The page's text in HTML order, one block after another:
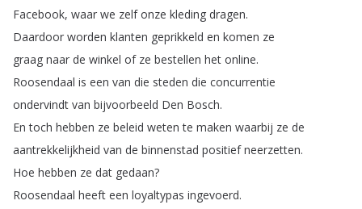
Facebook, waar we zelf onze kleding dragen.
Daardoor worden klanten geprikkeld en komen ze
graag naar de winkel of ze bestellen het online.
Roosendaal is een van die steden die concurrentie
ondervindt van bijvoorbeeld Den Bosch.
En toch hebben ze beleid weten te maken waarbij ze de
aantrekkelijkheid van de binnenstad positief neerzetten.
Hoe hebben ze dat gedaan?
Roosendaal heeft een loyaltypas ingevoerd.